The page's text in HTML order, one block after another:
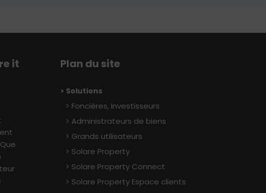
it
Que
Plan du site
> Solutions
Foncières, Investisseurs
Administrateurs de biens
Grands utilisateurs
Solare Property
Solare Property Connect
Solare Property Espace clients